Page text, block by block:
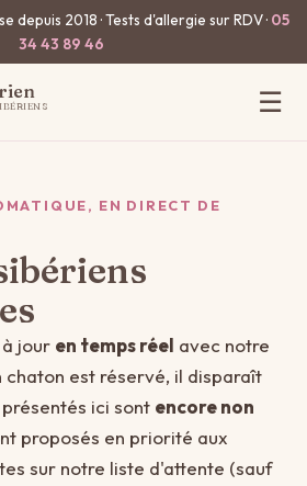
depuis 2018 · Tests d'allergie sur RDV · 05
34 43 89 46
☰
EN DIRECT DE
jour en temps réel avec notre
chaton est réservé, il disparaît
ici sont encore non
proposés en priorité aux
sur notre liste d'attente (sauf